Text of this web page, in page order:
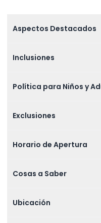
Aspectos Destacados
Inclusiones
Política para Niños y
Exclusiones
Horario de Apertura
Cosas a Saber
Ubicación